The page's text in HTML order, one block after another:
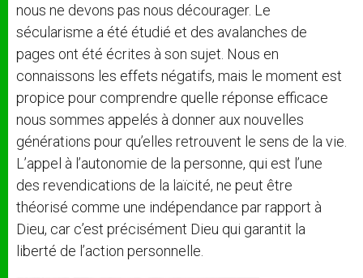
nous ne devons pas nous décourager. Le
sécularisme a été étudié et des avalanches de
pages ont été écrites à son sujet. Nous en
connaissons les effets négatifs, mais le moment est
propice pour comprendre quelle réponse efficace
nous sommes appelés à donner aux nouvelles
générations pour qu’elles retrouvent le sens de la vie.
L’appel à l’autonomie de la personne, qui est l’une
des revendications de la laïcité, ne peut être
théorisé comme une indépendance par rapport à
Dieu, car c’est précisément Dieu qui garantit la
liberté de l’action personnelle.